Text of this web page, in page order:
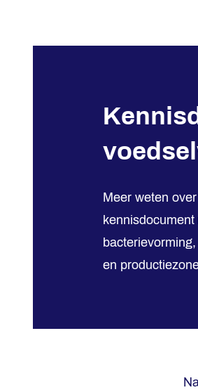
Meer weten
en